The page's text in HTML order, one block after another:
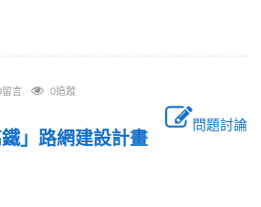
留言 0追蹤
問題討論
」路網建設計畫